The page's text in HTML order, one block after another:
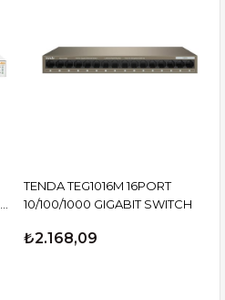
TENDA TEG1016M 16PORT
10/100/1000 GIGABIT SWITCH
₺2.168,09